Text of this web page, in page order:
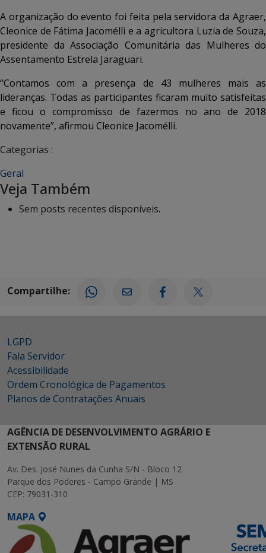
A organização do evento foi feita pela servidora da Agraer,
Cleonice de Fátima Jacomélli e a agricultora Luzia de Souza,
presidente da Associação Comunitária das Mulheres do
Assentamento Estrela Jaraguari.
“Contamos com a presença de 43 mulheres mais as
lideranças. Todas as participantes ficaram muito satisfeitas
e ficou o compromisso de fazermos no ano de 2018
novamente”, afirmou Cleonice Jacomélli.
Categorias :
Geral
Veja Também
Sem posts recentes disponíveis.
Compartilhe:
LGPD
Fala Servidor
Acessibilidade
Ordem Cronológica de Pagamentos
Planos de Contratações Anuais
AGÊNCIA DE DESENVOLVIMENTO AGRÁRIO E
EXTENSÃO RURAL
Av. Des. José Nunes da Cunha S/N - Bloco 12
Parque dos Poderes - Campo Grande | MS
CEP: 79031-310
MAPA